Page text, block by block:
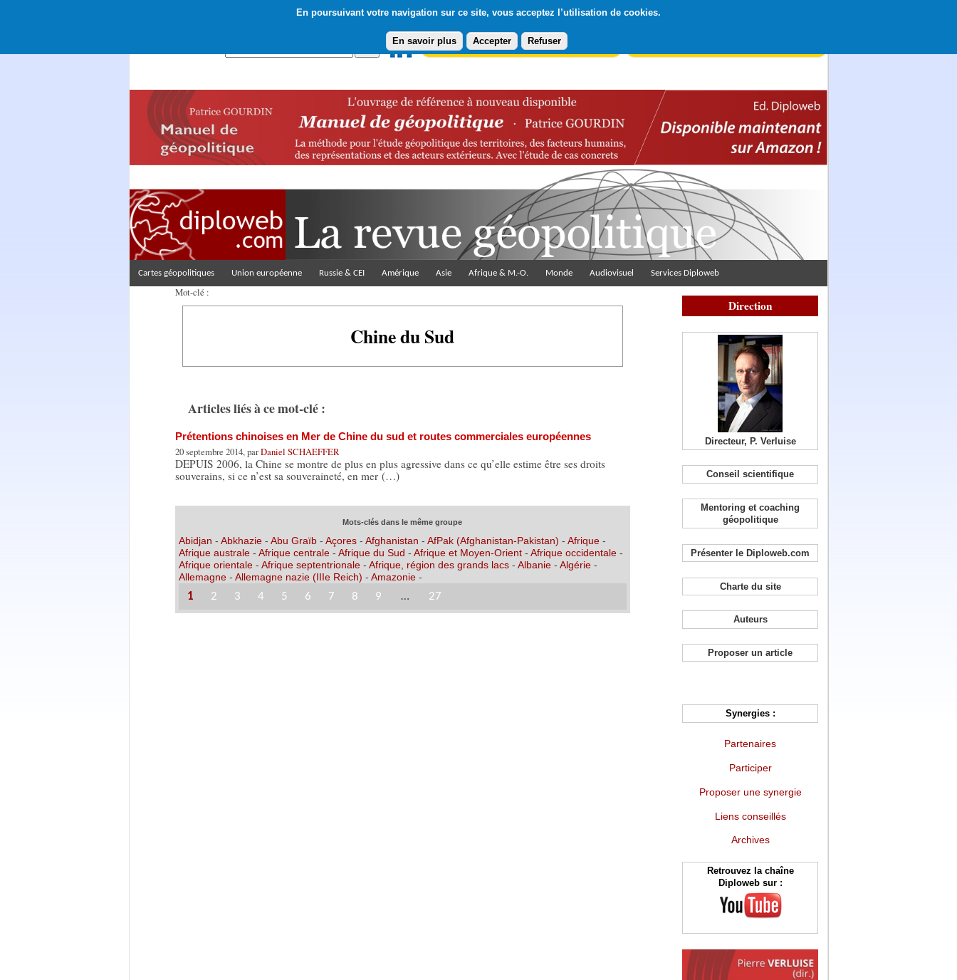
En poursuivant votre navigation sur ce site, vous acceptez l’utilisation de cookies.
En savoir plus Accepter Refuser
Abonnement gratuit à la Lettre du Diploweb
Cartes géopolitiques Union européenne Russie & CEI Amérique Asie Afrique & M.-O. Monde Audiovisuel Services Diploweb
Mot-clé :
Chine du Sud
Articles liés à ce mot-clé :
Prétentions chinoises en Mer de Chine du sud et routes commerciales européennes
20 septembre 2014, parDaniel SCHAEFFER
DEPUIS 2006, la Chine se montre de plus en plus agressive dans ce qu’elle estime être ses droits
souverains, si ce n’est sa souveraineté, en mer (…)
Mots-clés dans le même groupe
Abidjan - Abkhazie- Abu Graïb- Açores- Afghanistan - AfPak (Afghanistan-Pakistan) - Afrique-
Afrique australe- Afrique centrale - Afrique du Sud - Afrique et Moyen-Orient - Afrique occidentale -
Afrique orientale - Afrique septentrionale - Afrique, région des grands lacs- Albanie - Algérie -
Allemagne - Allemagne nazie (IIIe Reich) - Amazonie-
1 2 3 4 5 6 7 8 9 … 27
Direction
Directeur, P. Verluise
Conseil scientifique
Mentoring et coaching
géopolitique
Présenter le Diploweb.com
Charte du site
Auteurs
Proposer un article
Synergies :
Partenaires
Participer
Proposer une synergie
Liens conseillés
Archives
Retrouvez la chaîne
Diploweb sur :